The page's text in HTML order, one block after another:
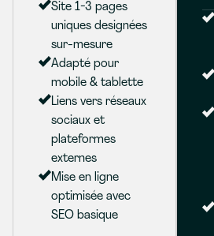
Site 1-3 pages
uniques designées
sur-mesure
Adapté pour
mobile & tablette
Liens vers réseaux
sociaux et
plateformes
externes
Mise en ligne
optimisée avec
SEO basique